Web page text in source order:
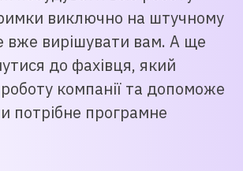
виключно на штучному
вже вирішувати вам. А ще
до фахівця, який
компанії та допоможе
потрібне програмне